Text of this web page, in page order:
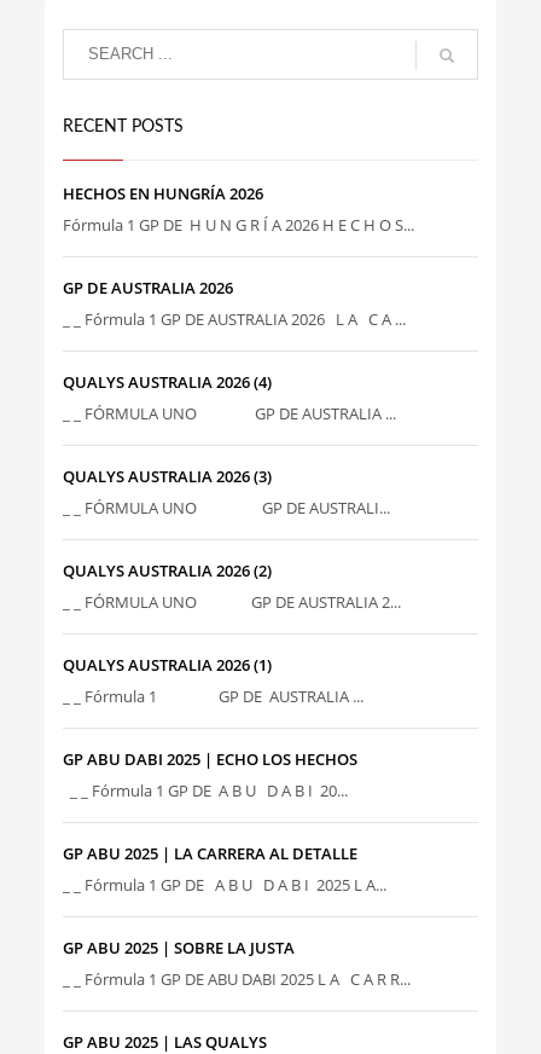
RECENT POSTS
HECHOS EN HUNGRÍA 2026
Fórmula 1 GP DE H U N G R Í A 2026 H E C H O S...
GP DE AUSTRALIA 2026
_ _ Fórmula 1 GP DE AUSTRALIA 2026 L A C A ...
QUALYS AUSTRALIA 2026 (4)
_ _ FÓRMULA UNO GP DE AUSTRALIA ...
QUALYS AUSTRALIA 2026 (3)
_ _ FÓRMULA UNO GP DE AUSTRALI...
QUALYS AUSTRALIA 2026 (2)
_ _ FÓRMULA UNO GP DE AUSTRALIA 2...
QUALYS AUSTRALIA 2026 (1)
_ _ Fórmula 1 GP DE AUSTRALIA ...
GP ABU DABI 2025 | ECHO LOS HECHOS
_ _ Fórmula 1 GP DE A B U D A B I 20...
GP ABU 2025 | LA CARRERA AL DETALLE
_ _ Fórmula 1 GP DE A B U D A B I 2025 L A...
GP ABU 2025 | SOBRE LA JUSTA
_ _ Fórmula 1 GP DE ABU DABI 2025 L A C A R R...
GP ABU 2025 | LAS QUALYS